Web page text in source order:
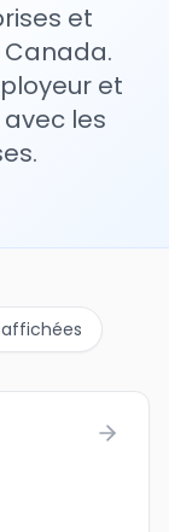
et
et
les
affichées